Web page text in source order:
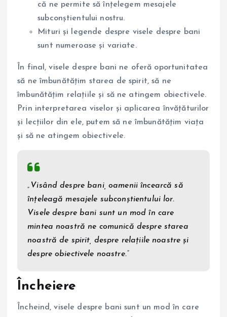
că ne permite să înțelegem mesajele
subconștientului nostru.
Mituri și legende despre visele despre bani
sunt numeroase și variate.
În final, visele despre bani ne oferă oportunitatea
să ne îmbunătățim starea de spirit, să ne
îmbunătățim relațiile și să ne atingem obiectivele.
Prin interpretarea viselor și aplicarea învățăturilor
și lecțiilor din ele, putem să ne îmbunătățim viața
și să ne atingem obiectivele.
„Visând despre bani, oamenii încearcă să
înțeleagă mesajele subconștientului lor.
Visele despre bani sunt un mod în care
mintea noastră ne comunică despre starea
noastră de spirit, despre relațiile noastre și
despre obiectivele noastre.”
Încheiere
Încheind, visele despre bani sunt un mod în care